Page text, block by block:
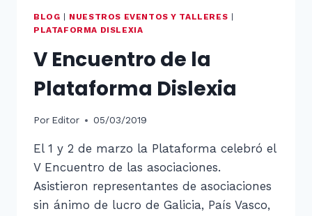
BLOG | NUESTROS EVENTOS Y TALLERES |
PLATAFORMA DISLEXIA
V Encuentro de la
Plataforma Dislexia
Por Editor 05/03/2019
El 1 y 2 de marzo la Plataforma celebró el
V Encuentro de las asociaciones.
Asistieron representantes de asociaciones
sin ánimo de lucro de Galicia, País Vasco,